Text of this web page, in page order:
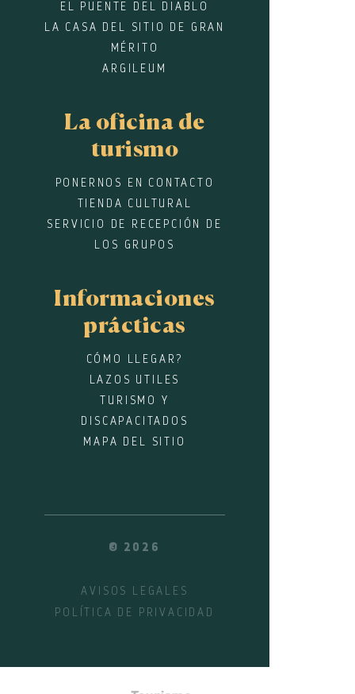
EL PUENTE DEL DIABLO
LA CASA DEL SITIO DE GRAN
MÉRITO
ARGILEUM
La oficina de
turismo
PONERNOS EN CONTACTO
TIENDA CULTURAL
SERVICIO DE RECEPCIÓN DE
LOS GRUPOS
Informaciones
prácticas
CÓMO LLEGAR?
LAZOS UTILES
TURISMO Y
DISCAPACITADOS
MAPA DEL SITIO
© 2026
AVISOS LEGALES
POLÍTICA DE PRIVACIDAD